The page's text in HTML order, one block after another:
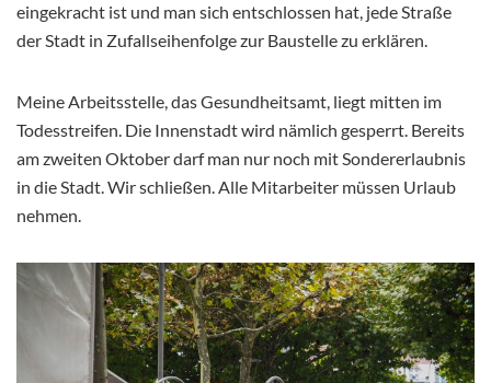
eingekracht ist und man sich entschlossen hat, jede Straße
der Stadt in Zufallseihenfolge zur Baustelle zu erklären.
Meine Arbeitsstelle, das Gesundheitsamt, liegt mitten im
Todesstreifen. Die Innenstadt wird nämlich gesperrt. Bereits
am zweiten Oktober darf man nur noch mit Sondererlaubnis
in die Stadt. Wir schließen. Alle Mitarbeiter müssen Urlaub
nehmen.